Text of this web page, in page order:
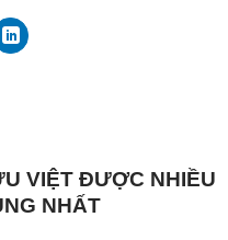
VIỆT ĐƯỢC NHIỀU
NHẤT